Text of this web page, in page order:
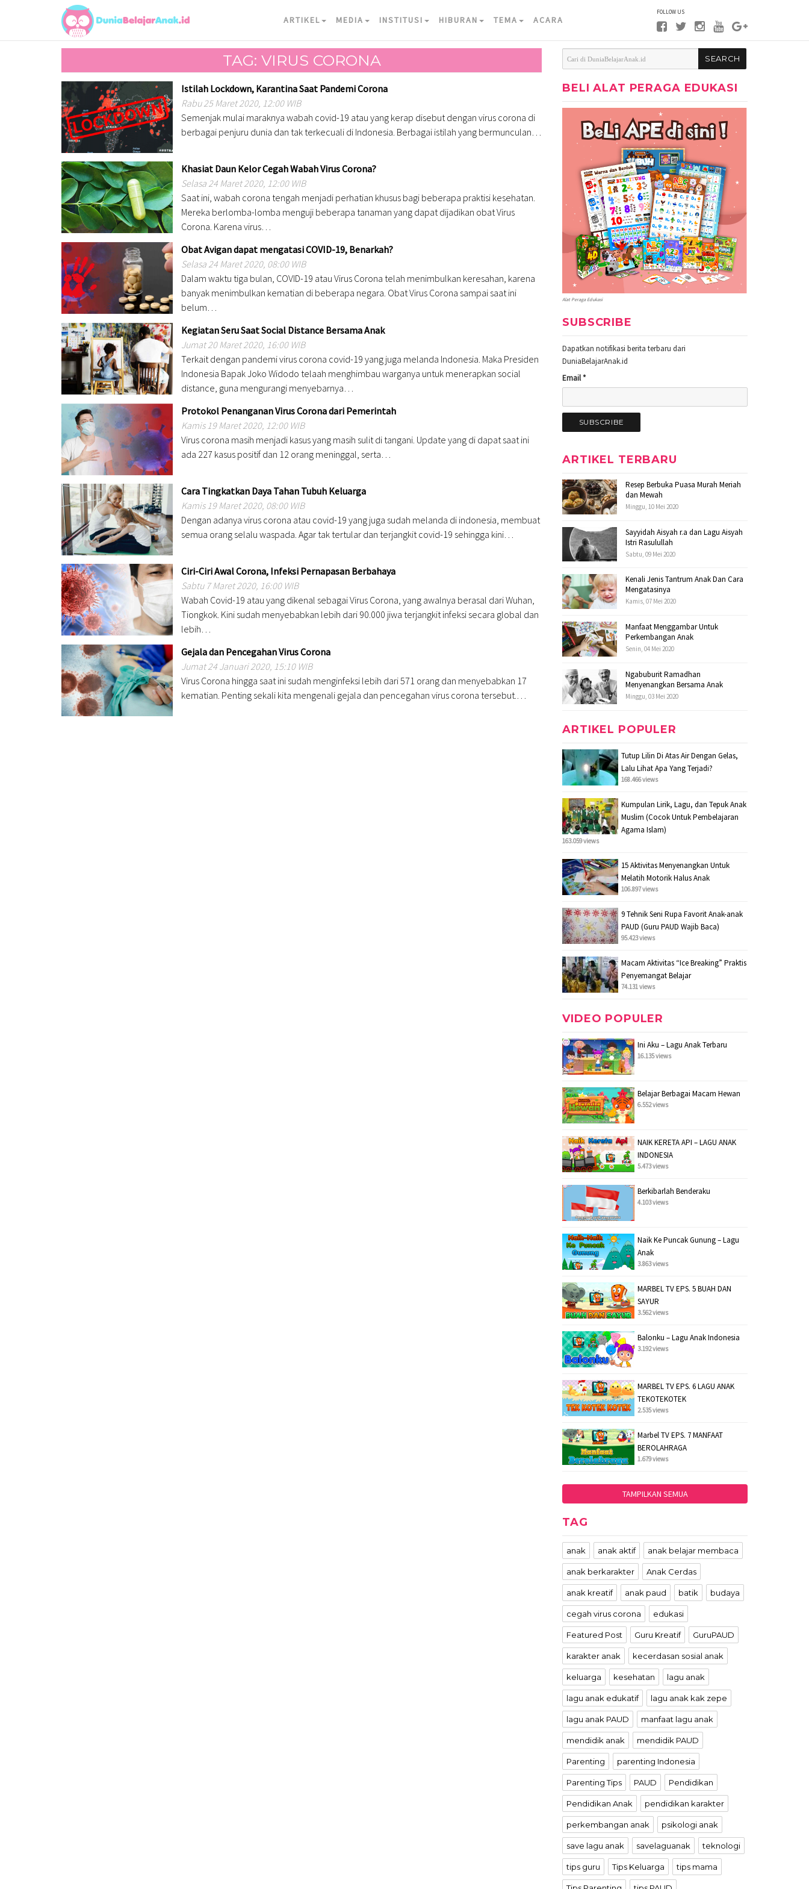
ARTIKEL MEDIA INSTITUSI HIBURAN TEMA ACARA
FOLLOW US
TAG: VIRUS CORONA
Istilah Lockdown, Karantina Saat Pandemi Corona
Rabu 25 Maret 2020, 12:00 WIB
Semenjak mulai maraknya wabah covid-19 atau yang kerap disebut dengan virus corona di
berbagai penjuru dunia dan tak terkecuali di Indonesia. Berbagai istilah yang bermunculan…
Khasiat Daun Kelor Cegah Wabah Virus Corona?
Selasa 24 Maret 2020, 12:00 WIB
Saat ini, wabah corona tengah menjadi perhatian khusus bagi beberapa praktisi kesehatan.
Mereka berlomba-lomba menguji beberapa tanaman yang dapat dijadikan obat Virus
Corona. Karena virus…
Obat Avigan dapat mengatasi COVID-19, Benarkah?
Selasa 24 Maret 2020, 08:00 WIB
Dalam waktu tiga bulan, COVID-19 atau Virus Corona telah menimbulkan keresahan, karena
banyak menimbulkan kematian di beberapa negara. Obat Virus Corona sampai saat ini
belum…
Kegiatan Seru Saat Social Distance Bersama Anak
Jumat 20 Maret 2020, 16:00 WIB
Terkait dengan pandemi virus corona covid-19 yang juga melanda Indonesia. Maka Presiden
Indonesia Bapak Joko Widodo telaah menghimbau warganya untuk menerapkan social
distance, guna mengurangi menyebarnya…
Protokol Penanganan Virus Corona dari Pemerintah
Kamis 19 Maret 2020, 12:00 WIB
Virus corona masih menjadi kasus yang masih sulit di tangani. Update yang di dapat saat ini
ada 227 kasus positif dan 12 orang meninggal, serta…
Cara Tingkatkan Daya Tahan Tubuh Keluarga
Kamis 19 Maret 2020, 08:00 WIB
Dengan adanya virus corona atau covid-19 yang juga sudah melanda di indonesia, membuat
semua orang selalu waspada. Agar tak tertular dan terjangkit covid-19 sehingga kini…
Ciri-Ciri Awal Corona, Infeksi Pernapasan Berbahaya
Sabtu 7 Maret 2020, 16:00 WIB
Wabah Covid-19 atau yang dikenal sebagai Virus Corona, yang awalnya berasal dari Wuhan,
Tiongkok. Kini sudah menyebabkan lebih dari 90.000 jiwa terjangkit infeksi secara global dan
lebih…
Gejala dan Pencegahan Virus Corona
Jumat 24 Januari 2020, 15:10 WIB
Virus Corona hingga saat ini sudah menginfeksi lebih dari 571 orang dan menyebabkan 17
kematian. Penting sekali kita mengenali gejala dan pencegahan virus corona tersebut.…
BELI ALAT PERAGA EDUKASI
Alat Peraga Edukasi
SUBSCRIBE
Dapatkan notifikasi berita terbaru dari
DuniaBelajarAnak.id
Email *
ARTIKEL TERBARU
Resep Berbuka Puasa Murah Meriah
dan Mewah
Minggu, 10 Mei 2020
Sayyidah Aisyah r.a dan Lagu Aisyah
Istri Rasulullah
Sabtu, 09 Mei 2020
Kenali Jenis Tantrum Anak Dan Cara
Mengatasinya
Kamis, 07 Mei 2020
Manfaat Menggambar Untuk
Perkembangan Anak
Senin, 04 Mei 2020
Ngabuburit Ramadhan
Menyenangkan Bersama Anak
Minggu, 03 Mei 2020
ARTIKEL POPULER
Tutup Lilin Di Atas Air Dengan Gelas,
Lalu Lihat Apa Yang Terjadi?
168.466 views
Kumpulan Lirik, Lagu, dan Tepuk Anak
Muslim (Cocok Untuk Pembelajaran
Agama Islam)
163.059 views
15 Aktivitas Menyenangkan Untuk
Melatih Motorik Halus Anak
106.897 views
9 Tehnik Seni Rupa Favorit Anak-anak
PAUD (Guru PAUD Wajib Baca)
95.423 views
Macam Aktivitas “Ice Breaking” Praktis
Penyemangat Belajar
74.131 views
VIDEO POPULER
Ini Aku – Lagu Anak Terbaru
16.135 views
Belajar Berbagai Macam Hewan
6.552 views
NAIK KERETA API – LAGU ANAK
INDONESIA
5.473 views
Berkibarlah Benderaku
4.103 views
Naik Ke Puncak Gunung – Lagu
Anak
3.863 views
MARBEL TV EPS. 5 BUAH DAN
SAYUR
3.562 views
Balonku – Lagu Anak Indonesia
3.192 views
MARBEL TV EPS. 6 LAGU ANAK
TEKOTEKOTEK
2.535 views
Marbel TV EPS. 7 MANFAAT
BEROLAHRAGA
1.679 views
TAMPILKAN SEMUA
TAG
anak anak aktif anak belajar membaca
anak berkarakter Anak Cerdas
anak kreatif anak paud batik budaya
cegah virus corona edukasi
Featured Post Guru Kreatif GuruPAUD
karakter anak kecerdasan sosial anak
keluarga kesehatan lagu anak
lagu anak edukatif lagu anak kak zepe
lagu anak PAUD manfaat lagu anak
mendidik anak mendidik PAUD
Parenting parenting Indonesia
Parenting Tips PAUD Pendidikan
Pendidikan Anak pendidikan karakter
perkembangan anak psikologi anak
save lagu anak savelaguanak teknologi
tips guru Tips Keluarga tips mama